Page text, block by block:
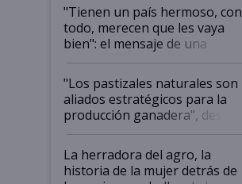
"Tienen un país hermoso, con
todo, merecen que les vaya
bien": el mensaje de una
ganadera uruguaya sobre las
oportunidades que se abren
para el agro en Argentina, con
foco en la carne
"Los pastizales naturales son
aliados estratégicos para la
producción ganadera", destaca
la iniciativa que ya reúne a 46
establecimientos en Argentina
La herradora del agro, la
historia de la mujer detrás de